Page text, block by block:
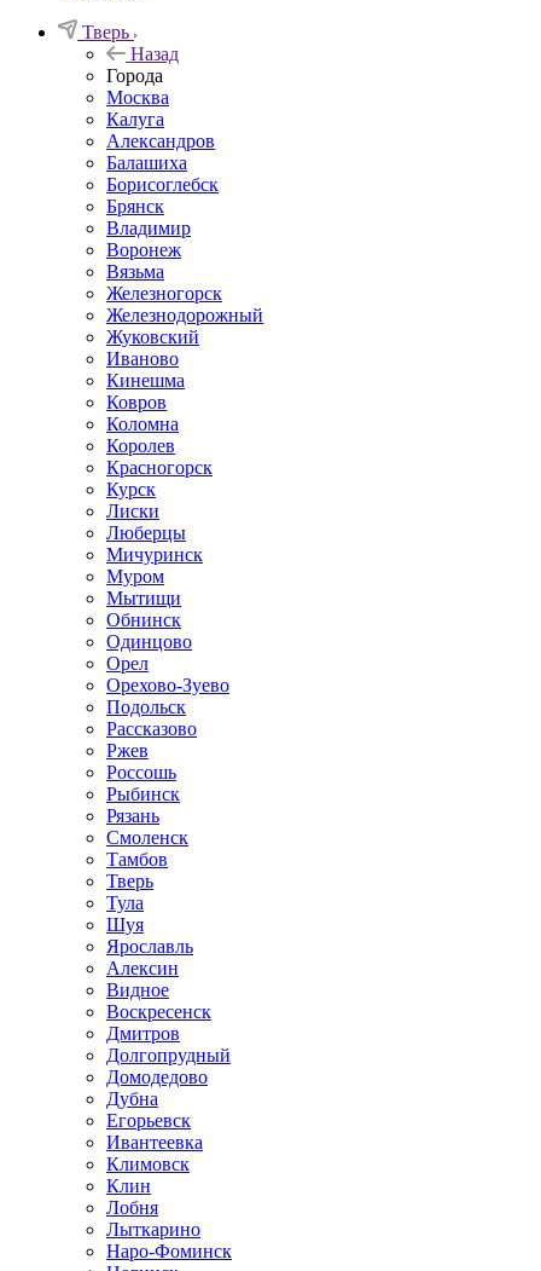
Тверь
Назад
Города
Москва
Калуга
Александров
Балашиха
Борисоглебск
Брянск
Владимир
Воронеж
Вязьма
Железногорск
Железнодорожный
Жуковский
Иваново
Кинешма
Ковров
Коломна
Королев
Красногорск
Курск
Лиски
Люберцы
Мичуринск
Муром
Мытищи
Обнинск
Одинцово
Орел
Орехово-Зуево
Подольск
Рассказово
Ржев
Россошь
Рыбинск
Рязань
Смоленск
Тамбов
Тверь
Тула
Шуя
Ярославль
Алексин
Видное
Воскресенск
Дмитров
Долгопрудный
Домодедово
Дубна
Егорьевск
Ивантеевка
Климовск
Клин
Лобня
Лыткарино
Наро-Фоминск